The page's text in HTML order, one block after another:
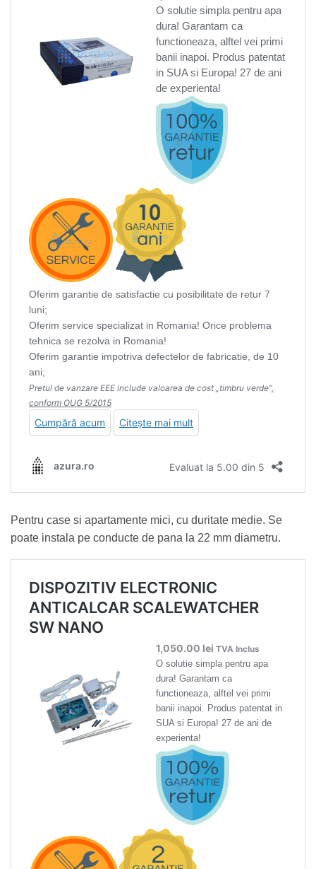
Pentru case si apartamente mici, cu duritate medie. Se
poate instala pe conducte de pana la 22 mm diametru.